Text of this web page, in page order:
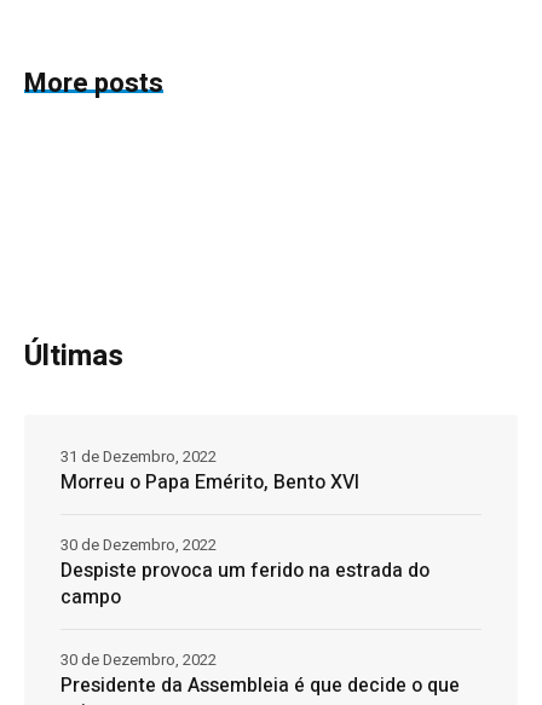
More posts
Últimas
Morreu o Papa Emérito, Bento XVI
31 de Dezembro, 2022
Despiste provoca um ferido na estrada do
campo
30 de Dezembro, 2022
Presidente da Assembleia é que decide o que
30 de Dezembro, 2022